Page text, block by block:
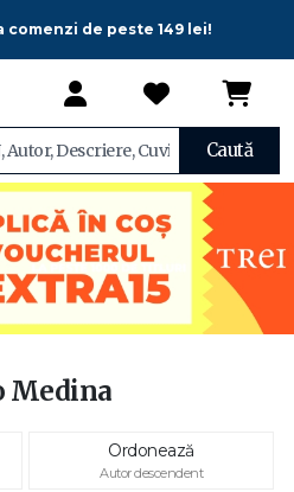
de peste 149 lei!
Caută
Medina
Ordonează
Autor descendent